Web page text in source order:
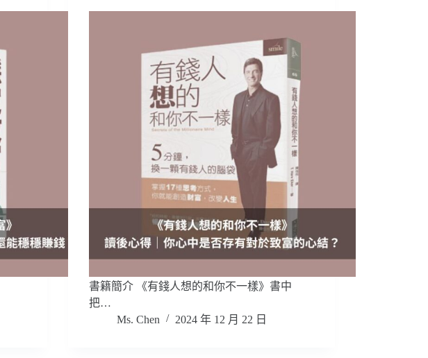
書籍簡介 《有錢人想的和你不一樣》書中
把…
Ms. Chen
2024 年 12 月 22 日